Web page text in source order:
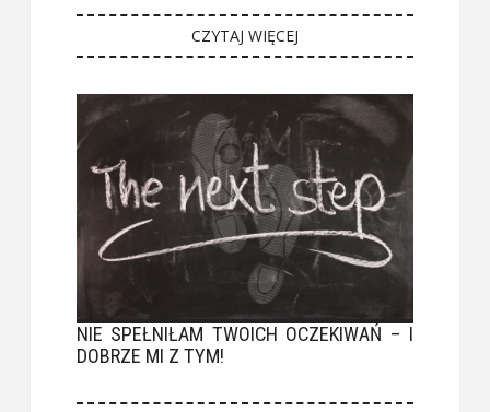
CZYTAJ WIĘCEJ
NIE SPEŁNIŁAM TWOICH OCZEKIWAŃ – I
DOBRZE MI Z TYM!